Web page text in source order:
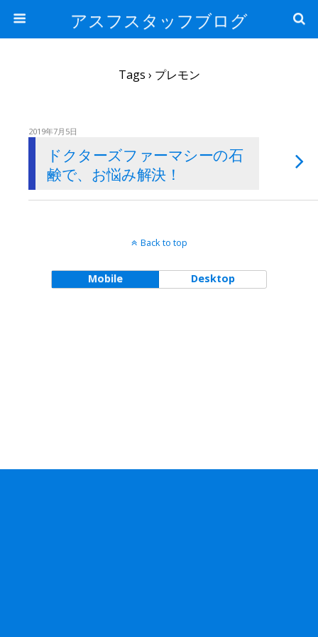
アスフスタッフブログ
Tags › プレモン
2019年7月5日
ドクターズファーマシーの石
鹸で、お悩み解決！
Back to top
Mobile Desktop